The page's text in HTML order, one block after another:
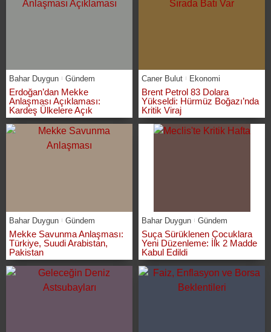
Bahar Duygun Gündem
Erdoğan’dan Mekke
Anlaşması Açıklaması:
Kardeş Ülkelere Açık
Caner Bulut Ekonomi
Brent Petrol 83 Dolara
Yükseldi: Hürmüz Boğazı’nda
Kritik Viraj
Bahar Duygun Gündem
Mekke Savunma Anlaşması:
Türkiye, Suudi Arabistan,
Pakistan
Bahar Duygun Gündem
Suça Sürüklenen Çocuklara
Yeni Düzenleme: İlk 2 Madde
Kabul Edildi